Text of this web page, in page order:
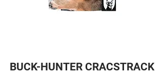
BUCK-HUNTER CRACSTRACK